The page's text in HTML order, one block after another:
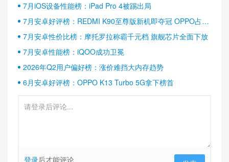
7月iOS设备性能榜：iPad Pro 4被踢出局
7月安卓好评榜：REDMI K90至尊版新机即夺冠 OPPO占据
半壁江山
7月安卓性价比榜：摩托罗拉称霸千元档 旗舰芯片全面下放
7月安卓性能榜：iQOO成功卫冕
2026年Q2用户偏好榜：涨价难挡大内存趋势
6月安卓好评榜：OPPO K13 Turbo 5G拿下榜首
登录后才能评论